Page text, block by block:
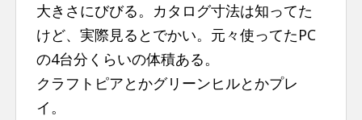
大きさにびびる。カタログ寸法は知ってた
けど、実際見るとでかい。元々使ってたPC
の4台分くらいの体積ある。
クラフトピアとかグリーンヒルとかプレ
イ。